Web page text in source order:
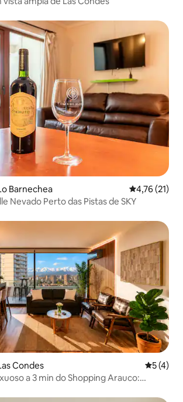
Barnechea 4,76 de uma
4,76 (21)
Nevado Perto das Pistas de SKY
Condes 5 de
5 (4)
a 3 min do Shopping Arauco: